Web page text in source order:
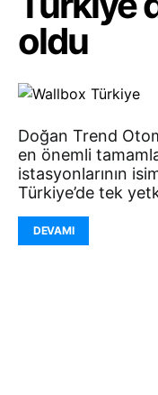
oldu
Doğan Trend
en önemli
istasyonlarının
Türkiye’de tek
DEVAMI